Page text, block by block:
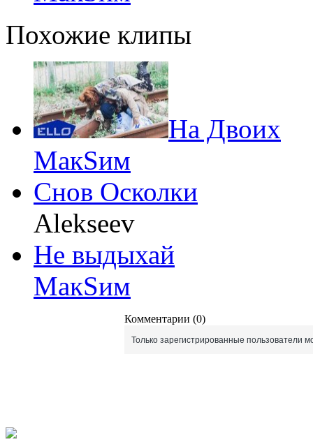
Похожие клипы
На Двоих
МакSим
Снов Осколки
Alekseev
Не выдыхай
МакSим
Комментарии (0)
Только зарегистрированные пользователи